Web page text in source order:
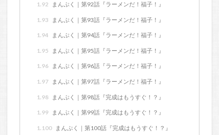
1.92 まんぷく｜第92話『ラーメンだ！福子！』
1.93 まんぷく｜第93話『ラーメンだ！福子！』
1.94 まんぷく｜第94話『ラーメンだ！福子！』
1.95 まんぷく｜第95話『ラーメンだ！福子！』
1.96 まんぷく｜第96話『ラーメンだ！福子！』
1.97 まんぷく｜第97話『ラーメンだ！福子！』
1.98 まんぷく｜第98話『完成はもうすぐ！？』
1.99 まんぷく｜第99話『完成はもうすぐ！？』
1.100 まんぷく｜第100話『完成はもうすぐ！？』